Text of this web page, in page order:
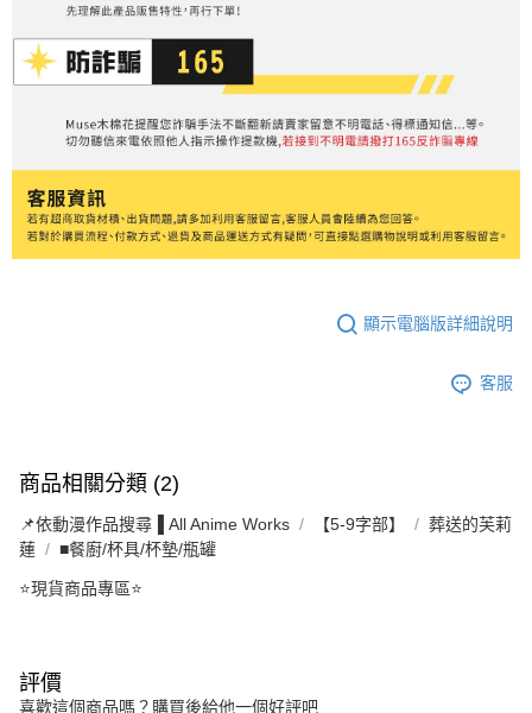
顯示電腦版詳細說明
客服
商品相關分類 (2)
📌依動漫作品搜尋▐ All Anime Works 【5-9字部】
葬送的芙莉
蓮
■餐廚/杯具/杯墊/瓶罐
⭐現貨商品專區⭐
評價
喜歡這個商品嗎？購買後給他一個好評吧